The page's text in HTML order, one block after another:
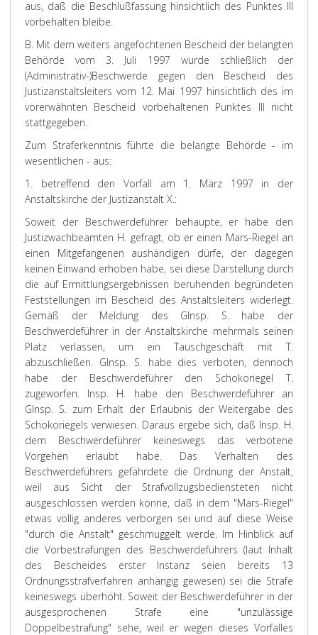
aus, daß die Beschlußfassung hinsichtlich des Punktes III
vorbehalten bleibe.
B. Mit dem weiters angefochtenen Bescheid der belangten
Behörde vom 3. Juli 1997 wurde schließlich der
(Administrativ-)Beschwerde gegen den Bescheid des
Justizanstaltsleiters vom 12. Mai 1997 hinsichtlich des im
vorerwähnten Bescheid vorbehaltenen Punktes III nicht
stattgegeben.
Zum Straferkenntnis führte die belangte Behörde - im
wesentlichen - aus:
1. betreffend den Vorfall am 1. März 1997 in der
Anstaltskirche der Justizanstalt X.:
Soweit der Beschwerdeführer behaupte, er habe den
Justizwachbeamten H. gefragt, ob er einen Mars-Riegel an
einen Mitgefangenen aushändigen dürfe, der dagegen
keinen Einwand erhoben habe, sei diese Darstellung durch
die auf Ermittlungsergebnissen beruhenden begründeten
Feststellungen im Bescheid des Anstaltsleiters widerlegt.
Gemäß der Meldung des GInsp. S. habe der
Beschwerdeführer in der Anstaltskirche mehrmals seinen
Platz verlassen, um ein Tauschgeschäft mit T.
abzuschließen. GInsp. S. habe dies verboten, dennoch
habe der Beschwerdeführer den Schokoriegel T.
zugeworfen. Insp. H. habe den Beschwerdeführer an
GInsp. S. zum Erhalt der Erlaubnis der Weitergabe des
Schokoriegels verwiesen. Daraus ergebe sich, daß Insp. H.
dem Beschwerdeführer keineswegs das verbotene
Vorgehen erlaubt habe. Das Verhalten des
Beschwerdeführers gefährdete die Ordnung der Anstalt,
weil aus Sicht der Strafvollzugsbediensteten nicht
ausgeschlossen werden könne, daß in dem "Mars-Riegel"
etwas völlig anderes verborgen sei und auf diese Weise
"durch die Anstalt" geschmuggelt werde. Im Hinblick auf
die Vorbestrafungen des Beschwerdeführers (laut Inhalt
des Bescheides erster Instanz seien bereits 13
Ordnungsstrafverfahren anhängig gewesen) sei die Strafe
keineswegs überhöht. Soweit der Beschwerdeführer in der
ausgesprochenen Strafe eine "unzulässige
Doppelbestrafung" sehe, weil er wegen dieses Vorfalles